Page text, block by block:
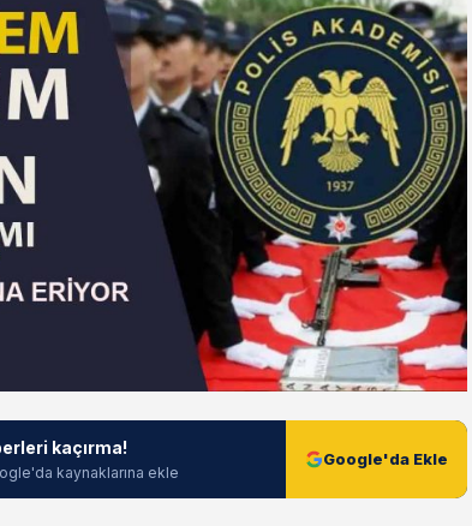
kaçırma!
kaynaklarına ekle
Google'da Ekle